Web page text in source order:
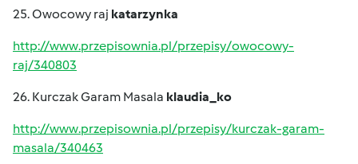
25. Owocowy raj katarzynka
http://www.przepisownia.pl/przepisy/owocowy-
raj/340803
26. Kurczak Garam Masala klaudia_ko
http://www.przepisownia.pl/przepisy/kurczak-garam-
masala/340463